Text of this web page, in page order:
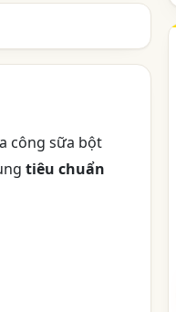
công sữa bột
tiêu chuẩn